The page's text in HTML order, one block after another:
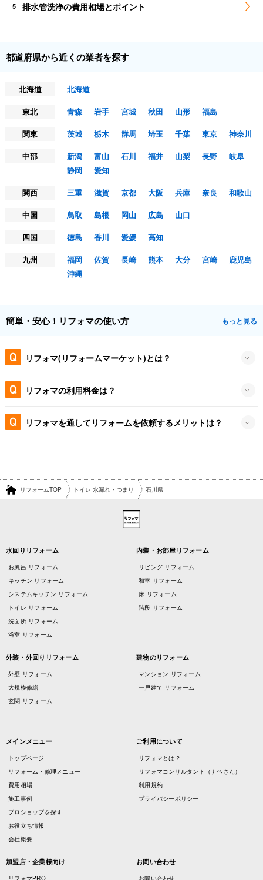
5 排水管洗浄の費用相場とポイント
都道府県から近くの業者を探す
北海道
北海道
東北
青森 岩手 宮城 秋田 山形
福島
関東
茨城 栃木 群馬 埼玉 千葉 東京
神奈川
中部
新潟 富山 石川 福井 山梨 長野
岐阜
静岡
愛知
関西
三重 滋賀 京都 大阪 兵庫 奈良
和歌山
中国
鳥取 島根 岡山 広島
山口
四国
徳島 香川 愛媛
高知
九州
福岡 佐賀 長崎 熊本 大分 宮崎
鹿児島
沖縄
簡単・安心！リフォマの使い方 もっと見る
リフォマ(リフォームマーケット)とは？
リフォマの利用料金は？
リフォマを通してリフォームを依頼するメリットは？
リフォームTOP トイレ 水漏れ・つまり 石川県
水回りリフォーム
お風呂 リフォーム
キッチン リフォーム
システムキッチン リフォーム
トイレ リフォーム
洗面所 リフォーム
浴室 リフォーム
内装・お部屋リフォーム
リビング リフォーム
和室 リフォーム
床 リフォーム
階段 リフォーム
外装・外回りリフォーム
外壁 リフォーム
大規模修繕
玄関 リフォーム
建物のリフォーム
マンション リフォーム
一戸建て リフォーム
メインメニュー
トップページ
リフォーム・修理メニュー
費用相場
施工事例
プロショップを探す
お役立ち情報
会社概要
ご利用について
リフォマとは？
リフォマコンサルタント（ナベさん）
利用規約
プライバシーポリシー
加盟店・企業様向け お問い合わせ